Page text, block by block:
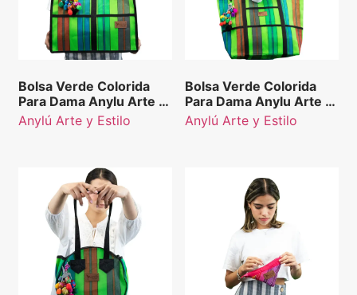
Bolsa Verde Colorida
Para Dama Anylu Arte Y
Estilo
Anylú Arte y Estilo
Bolsa Verde Colorida
Para Dama Anylu Arte Y
Estilo Rectangular
Anylú Arte y Estilo